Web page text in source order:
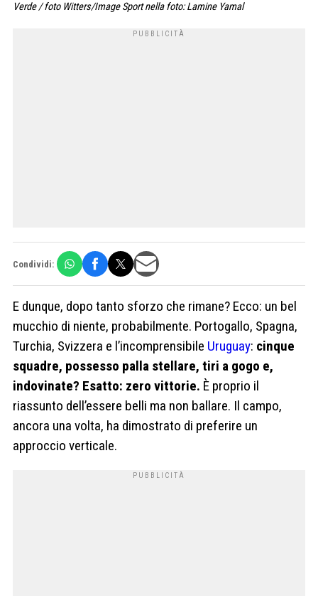
Verde / foto Witters/Image Sport nella foto: Lamine Yamal
Condividi:
E dunque, dopo tanto sforzo che rimane? Ecco: un bel
mucchio di niente, probabilmente. Portogallo, Spagna,
Turchia, Svizzera e l’incomprensibile Uruguay: cinque
squadre, possesso palla stellare, tiri a gogo e,
indovinate? Esatto: zero vittorie. È proprio il
riassunto dell’essere belli ma non ballare. Il campo,
ancora una volta, ha dimostrato di preferire un
approccio verticale.